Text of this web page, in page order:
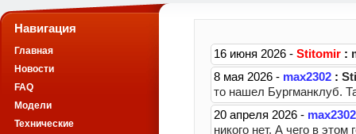
Навигация
Главная
Новости
FAQ
Модели
Технические